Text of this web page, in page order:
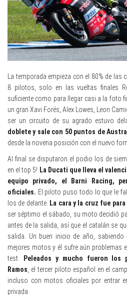
La temporada empieza con el 80% de
8 pilotos, solo en las vueltas finales
suficiente como para llegar casi a la foto
un gran Xavi Forés, Alex Lowes, Leon
ser un circuito de su agrado estuvo
doblete y sale con 50 puntos de
desde la novena posición con el nuevo
Al final se disputaron el podio los de
en el top 5! La Ducati que lleva el
equipo privado, el Barni Racing,
oficiales. El piloto puso todo lo que le
los de delante. La cara y la cruz fue
ser séptimo el sábado, su moto decidió
antes de la salida, así que el catalán se
salida. Un buen inicio de año,
mejores motos y él sufre aún problemas
test.
Peleados y mucho fueron los
Ramos , el tercer piloto español en el
incluso con motos oficiales por entrar
privada.